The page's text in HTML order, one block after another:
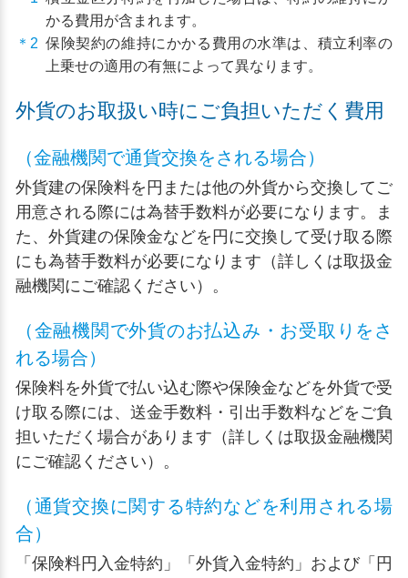
かる費用が含まれます。
＊2 保険契約の維持にかかる費用の水準は、積立利率の
上乗せの適用の有無によって異なります。
外貨のお取扱い時にご負担いただく費用
（金融機関で通貨交換をされる場合）
外貨建の保険料を円または他の外貨から交換してご
用意される際には為替手数料が必要になります。ま
た、外貨建の保険金などを円に交換して受け取る際
にも為替手数料が必要になります（詳しくは取扱金
融機関にご確認ください）。
（金融機関で外貨のお払込み・お受取りをさ
れる場合）
保険料を外貨で払い込む際や保険金などを外貨で受
け取る際には、送金手数料・引出手数料などをご負
担いただく場合があります（詳しくは取扱金融機関
にご確認ください）。
（通貨交換に関する特約などを利用される場
合）
「保険料円入金特約」「外貨入金特約」および「円